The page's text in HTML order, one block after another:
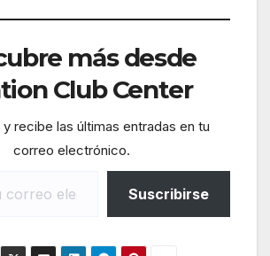
más desde
Club Center
recibe las últimas entradas en tu
correo electrónico.
Suscribirse